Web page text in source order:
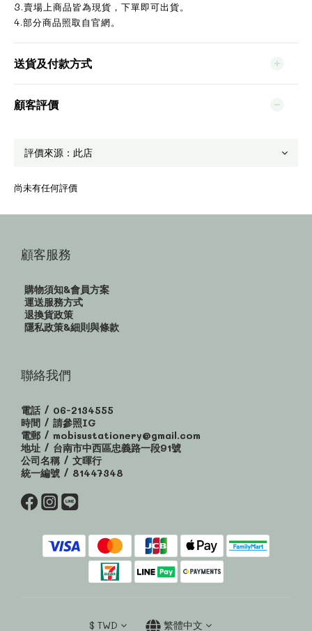
3.賣場上商品皆為現貨，下單即可出貨。
4.部分商品照取自官網。
送貨及付款方式
顧客評價
尚未有任何評價
顧客服務
購物須知&會員方案
運送服務方式
退換貨政策
隱私政策&細則與條款
聯絡我們
電話 / 06-2134555
時間 / 請參照IG
電郵 / mobisustationery@gmail.com
地址 / 台南市中西區忠義路一段91號
公司名稱 / 文暉行
統一編號 / 81447348
$ TWD 繁體中文